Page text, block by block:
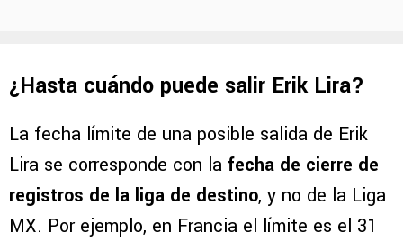
¿Hasta cuándo puede salir Erik Lira?
La fecha límite de una posible salida de Erik
Lira se corresponde con la fecha de cierre de
registros de la liga de destino, y no de la Liga
MX. Por ejemplo, en Francia el límite es el 31